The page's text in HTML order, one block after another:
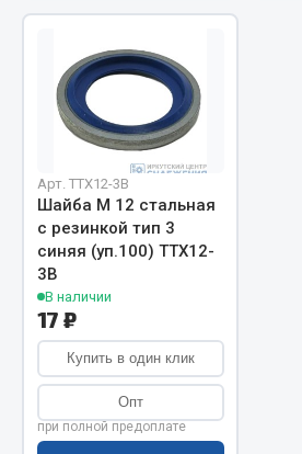
Запчасти на полуприцепы
Амортизаторы для полуприцепов
Весь раздел
Запчасти КамАЗ
Двигатель
Система питания
Система выпуска газа
Система охлаждения
Сцепление
Арт. TTX12-3B
Шайба М 12 стальная
с резинкой тип 3
синяя (уп.100) TTX12-
3B
В наличии
17 ₽
Купить в один клик
Опт
при полной предоплате